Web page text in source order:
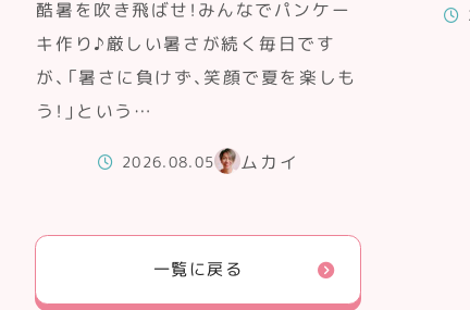
酷暑を吹き飛ばせ！みんなでパンケー
キ作り♪厳しい暑さが続く毎日です
が、「暑さに負けず、笑顔で夏を楽しも
う！」という…
2026.08.05 ムカイ
一覧に戻る